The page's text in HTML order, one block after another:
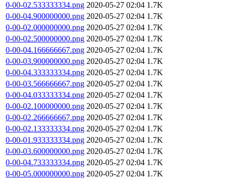
0-00-02.533333334.png 2020-05-27 02:04 1.7K
0-00-04.900000000.png 2020-05-27 02:04 1.7K
0-00-02.000000000.png 2020-05-27 02:04 1.7K
0-00-02.500000000.png 2020-05-27 02:04 1.7K
0-00-04.166666667.png 2020-05-27 02:04 1.7K
0-00-03.900000000.png 2020-05-27 02:04 1.7K
0-00-04.333333334.png 2020-05-27 02:04 1.7K
0-00-03.566666667.png 2020-05-27 02:04 1.7K
0-00-04.033333334.png 2020-05-27 02:04 1.7K
0-00-02.100000000.png 2020-05-27 02:04 1.7K
0-00-02.266666667.png 2020-05-27 02:04 1.7K
0-00-02.133333334.png 2020-05-27 02:04 1.7K
0-00-01.933333334.png 2020-05-27 02:04 1.7K
0-00-03.600000000.png 2020-05-27 02:04 1.7K
0-00-04.733333334.png 2020-05-27 02:04 1.7K
0-00-05.000000000.png 2020-05-27 02:04 1.7K